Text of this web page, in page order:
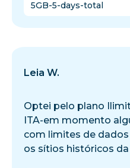
5GB-5-days-total
Leia W.
Optei pelo plano
ITA-em momento
com limites de
os sítios históricos